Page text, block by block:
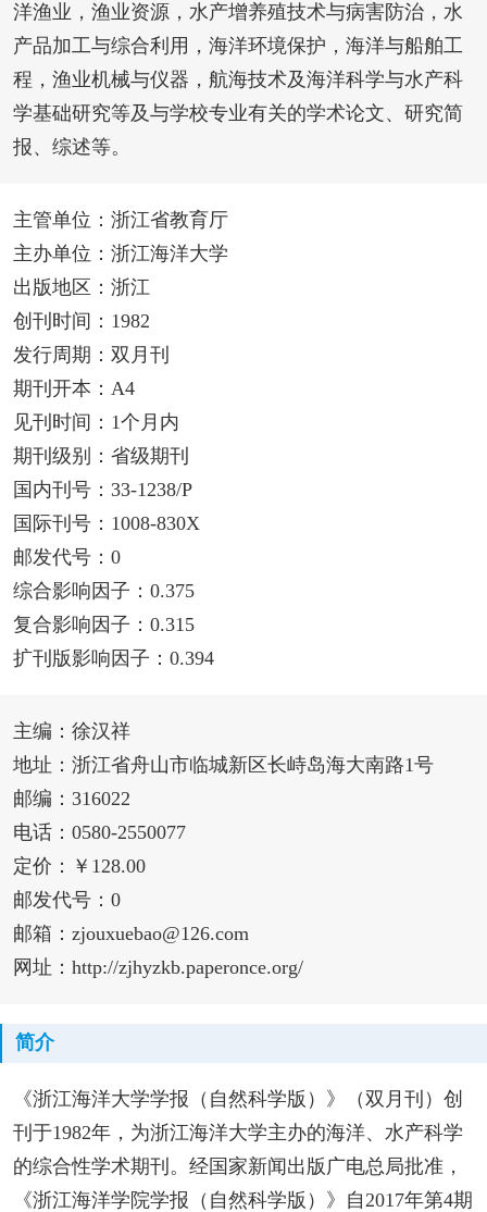
洋渔业，渔业资源，水产增养殖技术与病害防治，水
产品加工与综合利用，海洋环境保护，海洋与船舶工
程，渔业机械与仪器，航海技术及海洋科学与水产科
学基础研究等及与学校专业有关的学术论文、研究简
报、综述等。
主管单位：浙江省教育厅
主办单位：浙江海洋大学
出版地区：浙江
创刊时间：1982
发行周期：双月刊
期刊开本：A4
见刊时间：1个月内
期刊级别：省级期刊
国内刊号：33-1238/P
国际刊号：1008-830X
邮发代号：0
综合影响因子：0.375
复合影响因子：0.315
扩刊版影响因子：0.394
主编：徐汉祥
地址：浙江省舟山市临城新区长峙岛海大南路1号
邮编：316022
电话：0580-2550077
定价：￥128.00
邮发代号：0
邮箱：zjouxuebao@126.com
网址：http://zjhyzkb.paperonce.org/
简介
《浙江海洋大学学报（自然科学版）》（双月刊）创
刊于1982年，为浙江海洋大学主办的海洋、水产科学
的综合性学术期刊。经国家新闻出版广电总局批准，
《浙江海洋学院学报（自然科学版）》自2017年第4期